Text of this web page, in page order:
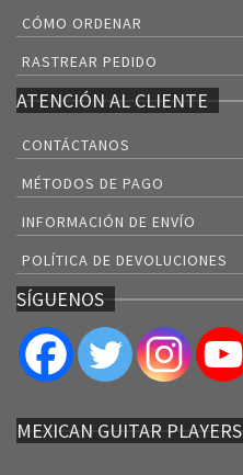
CÓMO ORDENAR
RASTREAR PEDIDO
ATENCIÓN AL CLIENTE
CONTÁCTANOS
MÉTODOS DE PAGO
INFORMACIÓN DE ENVÍO
POLÍTICA DE DEVOLUCIONES
SÍGUENOS
MEXICAN GUITAR PLAYERS